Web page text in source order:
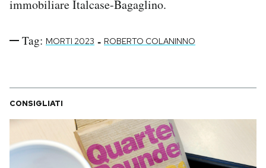
immobiliare Italcase-Bagaglino.
Tag: MORTI 2023 - ROBERTO COLANINNO
CONSIGLIATI